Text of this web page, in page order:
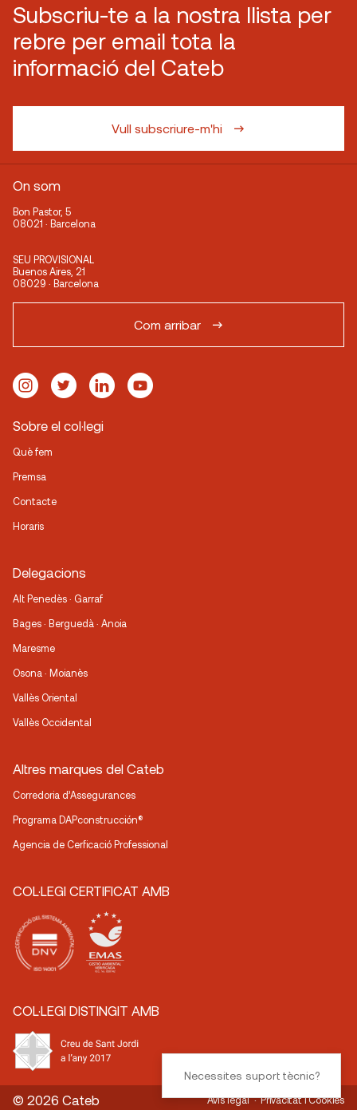
Subscriu-te a la nostra llista per
rebre per email tota la
informació del Cateb
Vull subscriure-m'hi
On som
Bon Pastor, 5
08021 · Barcelona
SEU PROVISIONAL
Buenos Aires, 21
08029 · Barcelona
Com arribar
Sobre el col·legi
Què fem
Premsa
Contacte
Horaris
Delegacions
Alt Penedès · Garraf
Bages · Berguedà · Anoia
Maresme
Osona · Moianès
Vallès Oriental
Vallès Occidental
Altres marques del Cateb
Corredoria d’Assegurances
Programa DAPconstrucción®
Agencia de Cerficació Professional
COL·LEGI CERTIFICAT AMB
COL·LEGI DISTINGIT AMB
© 2026 Cateb Avís legal Privacitat i Cookies
Necessites suport tècnic?